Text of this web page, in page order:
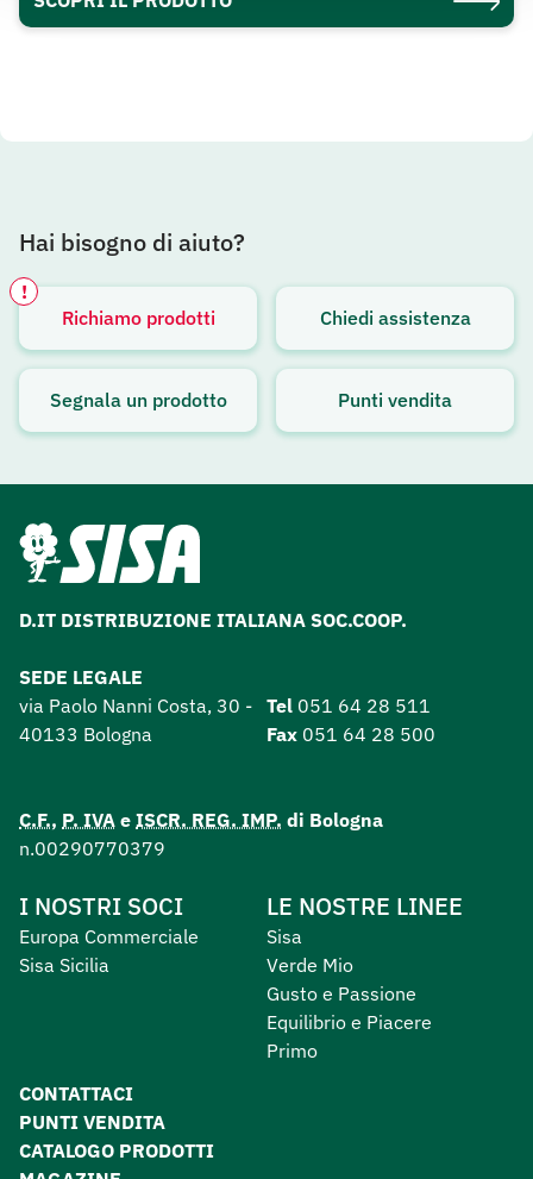
Hai bisogno di aiuto?
Richiamo prodotti
!
Avviso attivo
Chiedi assistenza
Segnala un prodotto Punti vendita
D.IT DISTRIBUZIONE ITALIANA SOC.COOP.
SEDE LEGALE
via Paolo Nanni Costa, 30 -
40133 Bologna
Tel 051 64 28 511
Fax 051 64 28 500
C.F., P. IVA e ISCR. REG. IMP. di Bologna
n.00290770379
I NOSTRI SOCI
Europa Commerciale
Sisa Sicilia
LE NOSTRE LINEE
Sisa
Verde Mio
Gusto e Passione
Equilibrio e Piacere
Primo
CONTATTACI
PUNTI VENDITA
CATALOGO PRODOTTI